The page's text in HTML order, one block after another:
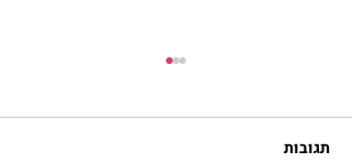
תגובות